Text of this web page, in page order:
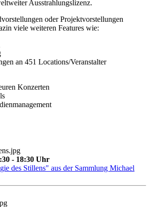
Ausstrahlungslizenz.
oder Projektvorstellungen
viele weiteren Features wie:
an 451 Locations/Veranstalter
Konzerten
- 18:30 Uhr
des Stillens" aus der Sammlung Michael